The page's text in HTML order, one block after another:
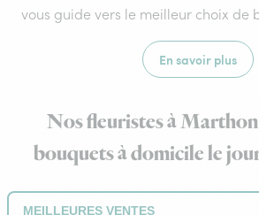
vous guide vers le meilleur choix de
En savoir plus
Nos fleuristes à
bouquets à domicile le